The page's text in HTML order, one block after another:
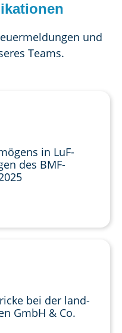
und
Teams.
in LuF-
des BMF-
bei der land-
GmbH & Co.